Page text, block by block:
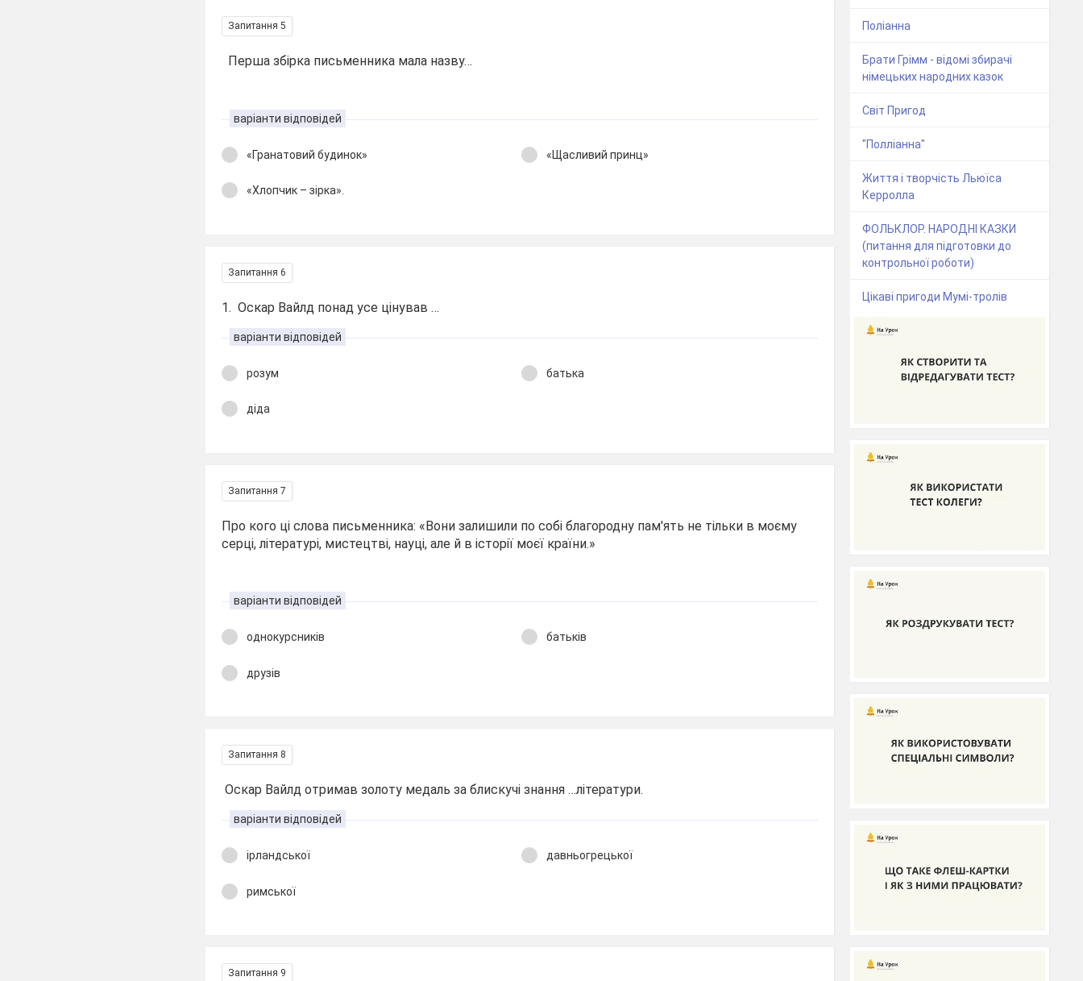
Запитання 5
Перша збірка письменника мала назву…
варіанти відповідей
«Гранатовий будинок» «Щасливий принц»
«Хлопчик – зірка».
Запитання 6
1. Оскар Вайлд понад усе цінував …
варіанти відповідей
розум батька
діда
Запитання 7
Про кого ці слова письменника: «Вони залишили по собі благородну пам'ять не тільки в моєму
серці, літературі, мистецтві, науці, але й в історії моєї країни.»
варіанти відповідей
однокурсників батьків
друзів
Запитання 8
Оскар Вайлд отримав золоту медаль за блискучі знання …літератури.
варіанти відповідей
ірландської давньогрецької
римської
Запитання 9
Поліанна
Брати Грімм - відомі збирачі
німецьких народних казок
Світ Пригод
"Полліанна"
Життя і творчість Льюїса
Керролла
ФОЛЬКЛОР. НАРОДНІ КАЗКИ
(питання для підготовки до
контрольної роботи)
Цікаві пригоди Мумі-тролів